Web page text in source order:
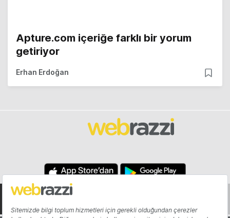
Apture.com içeriğe farklı bir yorum
getiriyor
Erhan Erdoğan